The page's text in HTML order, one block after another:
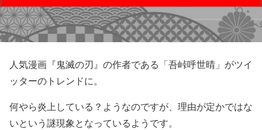
人気漫画『鬼滅の刃』の作者である「吾峠呼世晴」がツイ
ッターのトレンドに。
何やら炎上している？ようなのですが、理由が定かではな
いという謎現象となっているようです。